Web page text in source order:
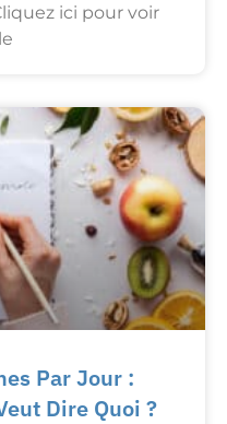
ici pour voir
Par Jour :
Dire Quoi ?